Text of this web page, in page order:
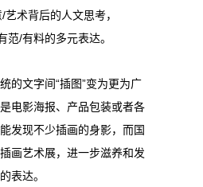
术背后的人文思考，
范/有料的多元表达。
的文字间“插图”变为更为广
电影海报、产品包装或者各
发现不少插画的身影，而国
画艺术展，进一步滋养和发
表达。